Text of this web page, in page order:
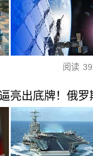
阅读
亮出底牌！俄罗